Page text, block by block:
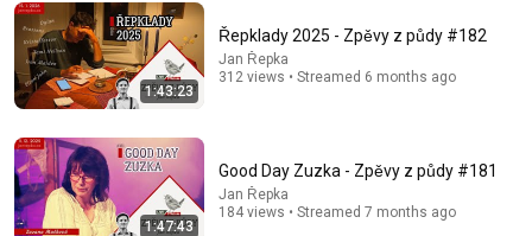
Delta Pilot Arrested 20 Minutes Before Departure
74 Gear 11M views
1:43:23
Řepklady 2025 - Zpěvy z půdy #182
Jan Řepka
312 views • Streamed 6 months ago
1:47:43
Good Day Zuzka - Zpěvy z půdy #181
Jan Řepka
184 views • Streamed 7 months ago